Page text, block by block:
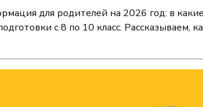
для родителей на 2026 год: в
с 8 по 10 класс. Рассказываем,